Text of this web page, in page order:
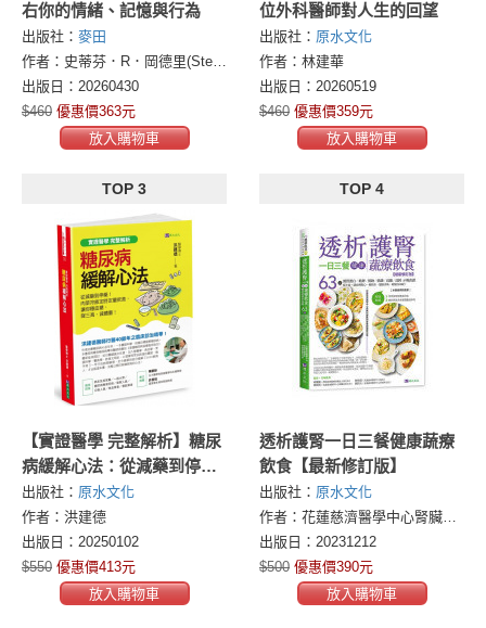
右你的情緒、記憶與行為
出版社： 麥田
作者：史蒂芬．R．岡德里(Steven R. Gundry, MD)
出版日：20260430
$460 優惠價363元
放入購物車
位外科醫師對人生的回望
出版社： 原水文化
作者：林建華
出版日：20260519
$460 優惠價359元
放入購物車
TOP 3
【實證醫學 完整解析】糖尿
病緩解心法：從減藥到停
藥！肉菜冷飯定時定量飲
食，讓你穩血糖、降三高、
減體重！
出版社： 原水文化
作者：洪建德
出版日：20250102
$550 優惠價413元
放入購物車
TOP 4
透析護腎一日三餐健康蔬療
飲食【最新修訂版】
出版社： 原水文化
作者：花蓮慈濟醫學中心腎臟科團隊與營養師團隊
出版日：20231212
$500 優惠價390元
放入購物車